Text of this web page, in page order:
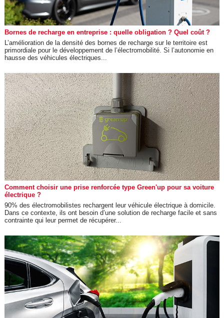
Bornes de recharge en entreprise : quelle obligation ? Quel coût ?
L’amélioration de la densité des bornes de recharge sur le territoire est
primordiale pour le développement de l’électromobilité. Si l’autonomie en
hausse des véhicules électriques...
Comment choisir une prise renforcée type Green'up pour sa voiture
électrique ?
90% des électromobilistes rechargent leur véhicule électrique à domicile.
Dans ce contexte, ils ont besoin d’une solution de recharge facile et sans
contrainte qui leur permet de récupérer...